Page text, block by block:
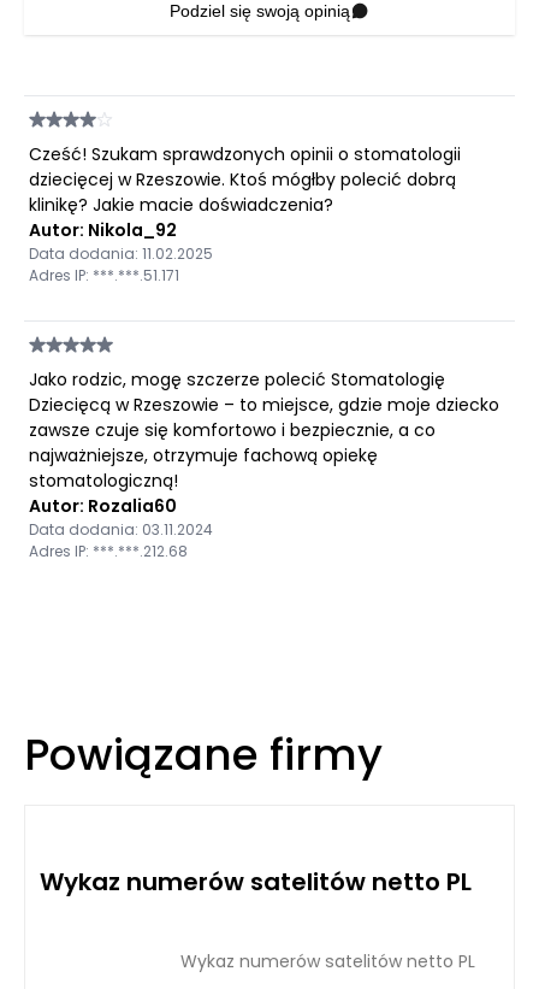
Podziel się swoją opinią
Cześć! Szukam sprawdzonych opinii o stomatologii
dziecięcej w Rzeszowie. Ktoś mógłby polecić dobrą
klinikę? Jakie macie doświadczenia?
Autor: Nikola_92
Data dodania: 11.02.2025
Adres IP: ***.***.51.171
Jako rodzic, mogę szczerze polecić Stomatologię
Dziecięcą w Rzeszowie – to miejsce, gdzie moje dziecko
zawsze czuje się komfortowo i bezpiecznie, a co
najważniejsze, otrzymuje fachową opiekę
stomatologiczną!
Autor: Rozalia60
Data dodania: 03.11.2024
Adres IP: ***.***.212.68
Powiązane firmy
Wykaz numerów satelitów netto PL
Wykaz numerów satelitów netto PL